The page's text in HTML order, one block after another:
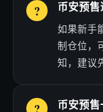
币安预售
如果新手
制仓位，
知，建议
币安预售